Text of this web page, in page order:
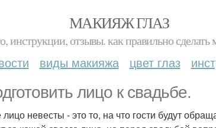
МАКИЯЖ ГЛАЗ
инструкции, отзывы. как правильно сделать
виды макияжа цвет глаз
лицо к свадьбе.
лицо невесты - это то, на что гости будут